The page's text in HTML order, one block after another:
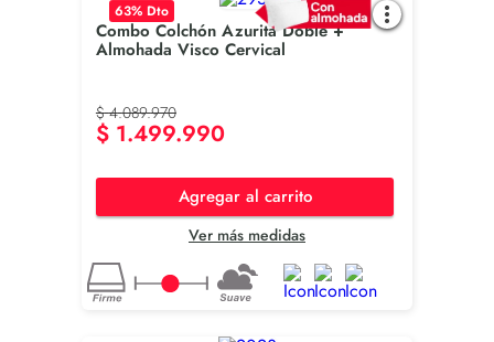
63% Dto
Combo Colchón Azurita Doble +
Almohada Visco Cervical
$ 4.089.970
$ 1.499.990
Agregar al carrito
Ver más medidas